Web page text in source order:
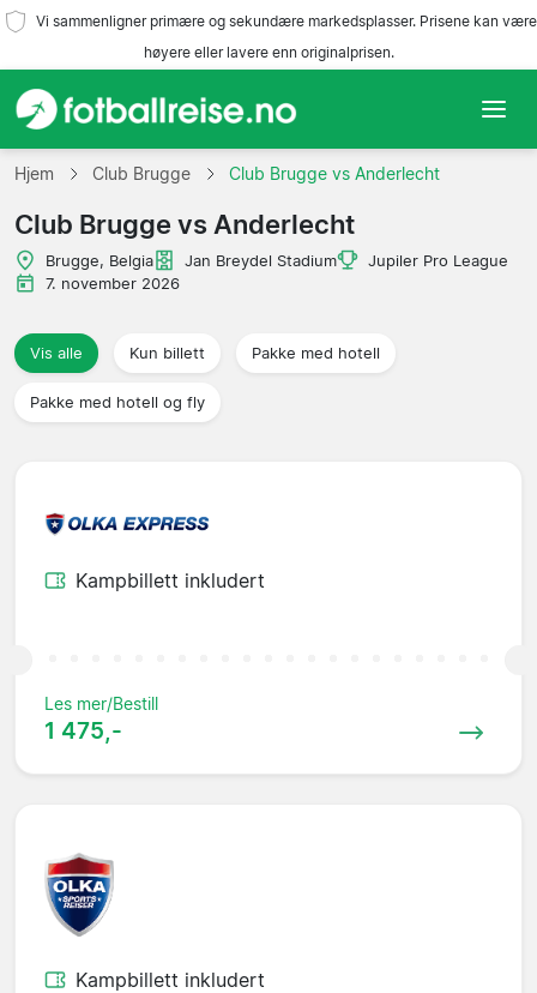
Vi sammenligner primære og sekundære markedsplasser. Prisene kan være
høyere eller lavere enn originalprisen.
Hjem
Lag
Ligaer
Reisebyråer
Hjem Club Brugge Club Brugge vs Anderlecht
Club Brugge vs Anderlecht
Brugge, Belgia Jan Breydel Stadium
Jupiler Pro League
7. november 2026
Vis alle Kun billett Pakke med hotell
Pakke med hotell og fly
Kampbillett inkludert
Les mer/Bestill
1 475,-
Kampbillett inkludert